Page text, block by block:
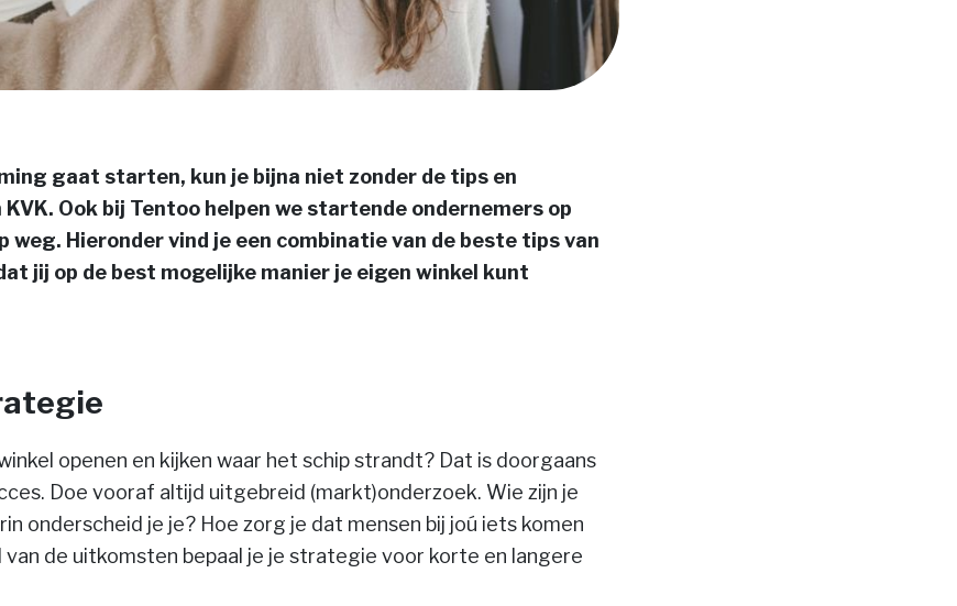
gaat starten, kun je bijna niet zonder de tips en
Ook bij Tentoo helpen we startende ondernemers op
weg. Hieronder vind je een combinatie van de beste tips van
jij op de best mogelijke manier je eigen winkel kunt
openen en kijken waar het schip strandt? Dat is doorgaans
Doe vooraf altijd uitgebreid (markt)onderzoek. Wie zijn je
onderscheid je je? Hoe zorg je dat mensen bij joú iets komen
van de uitkomsten bepaal je je strategie voor korte en langere